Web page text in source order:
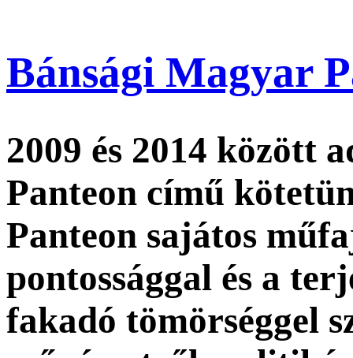
Bánsági Magyar
2009 és 2014 között
Panteon című
Panteon sajátos
pontossággal és a
fakadó tömörséggel